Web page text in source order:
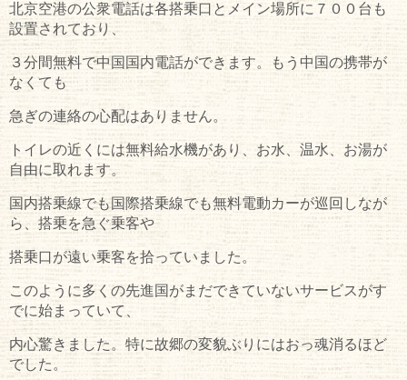
北京空港の公衆電話は各搭乗口とメイン場所に７００台も
設置されており、
３分間無料で中国国内電話ができます。もう中国の携帯が
なくても
急ぎの連絡の心配はありません。
トイレの近くには無料給水機があり、お水、温水、お湯が
自由に取れます。
国内搭乗線でも国際搭乗線でも無料電動カーが巡回しなが
ら、搭乗を急ぐ乗客や
搭乗口が遠い乗客を拾っていました。
このように多くの先進国がまだできていないサービスがす
でに始まっていて、
内心驚きました。特に故郷の変貌ぶりにはおっ魂消るほど
でした。